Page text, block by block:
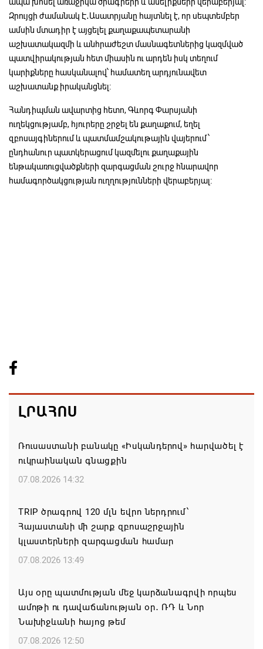
ապա խոսել առաջիկա ծրագրերի և անելիքների վերաբերյալ:
Զրույցի ժամանակ Է․Ասատրյանը հայտնել է, որ սեպտեմբեր
ամսին մտադիր է այցելել քաղաքապետարանի
աշխատակազմի և անհրաժեշտ մասնագետներից կազմված
պատվիրակության հետ միասին ու արդեն իսկ տեղում
կարիքները հասկանալով՝ համատեղ արդյունավետ
աշխատանք իրականցնել:
Հանդիպման ավարտից հետո, Գևորգ Փարսյանի
ուղեկցությամբ, հյուրերը շրջել են քաղաքում, եղել
զբոսայգիներում և պատմամշակութային վայերում՝
ընդհանուր պատկերացում կազմելու քաղաքային
ենթակառուցվածքների զարգացման շուրջ հնարավոր
համագործակցության ուղղությունների վերաբերյալ։
ԼՐԱՀՈՍ
Ռուսաստանի բանակը «Իսկանդերով» հարվածել է
ուկրաինական գնացքին
07.08.2026 14:32
TRIP ծրագրով 120 մլն եվրո ներդրում՝
Հայաստանի մի շարք զբոսաշրջային
կլաստերների զարգացման համար
07.08.2026 13:49
Այս օրը պատմության մեջ կարձանագրվի որպես
ամոթի ու դավաճանության օր․ ՌԴ և Նոր
Նախիջևանի հայոց թեմ
07.08.2026 12:50